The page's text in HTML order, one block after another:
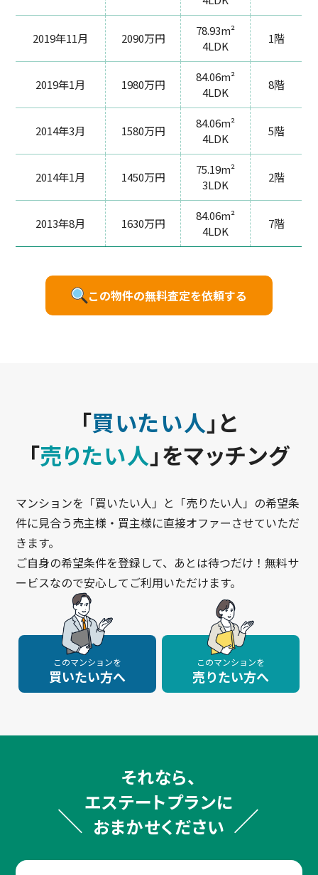
2019年11月 2090万円
78.93m²
4LDK
1階
2019年1月 1980万円
84.06m²
4LDK
8階
2014年3月 1580万円
84.06m²
4LDK
5階
2014年1月 1450万円
75.19m²
3LDK
2階
2013年8月 1630万円
84.06m²
4LDK
7階
この物件の無料査定を依頼する
「買いたい人」と
「売りたい人」をマッチング
マンションを「買いたい人」と「売りたい人」の希望条
件に見合う売主様・買主様に直接オファーさせていただ
きます。
ご自身の希望条件を登録して、あとは待つだけ！無料サ
ービスなので安心してご利用いただけます。
このマンションを
買いたい方へ
このマンションを
売りたい方へ
それなら、
エステートプランに
おまかせください